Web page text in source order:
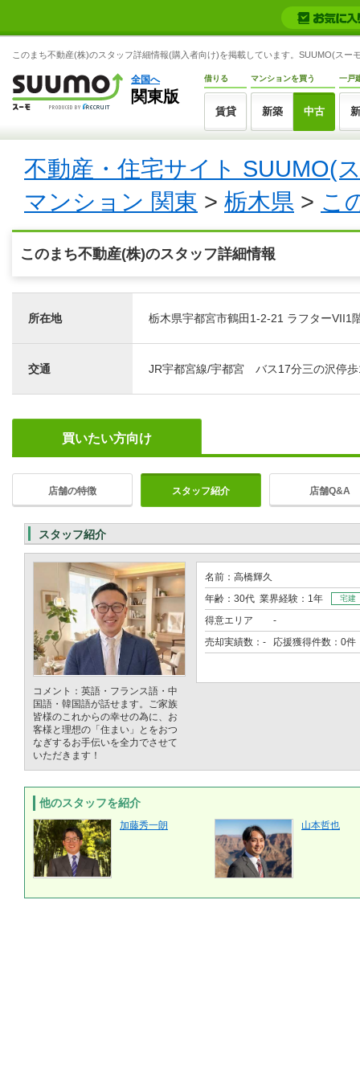
このまち不動産(株)のスタッフ詳細情報(購入者向け)を掲載しています。SUUMO(スー
全国へ
関東版
借りる
賃貸
マンションを買う
新築 中古
一戸
不動産・住宅サイト SUUMO(
マンション 関東 > 栃木県 > こ
このまち不動産(株)のスタッフ詳細情報
所在地 栃木県宇都宮市鶴田1-2-21 ラフターVII1
交通 JR宇都宮線/宇都宮 バス17分三の沢停
買いたい方向け
店舗の特徴 スタッフ紹介 店舗Q&A
スタッフ紹介
コメント：英語・フランス語・中
国語・韓国語が話せます。ご家族
皆様のこれからの幸せの為に、お
客様と理想の「住まい」とをおつ
なぎするお手伝いを全力でさせて
いただきます！
名前：高橋輝久
年齢：30代 業界経験：1年
宅建
得意エリア
-
売却実績数：- 応援獲得件数：0件
他のスタッフを紹介
加藤秀一朗 山本哲也